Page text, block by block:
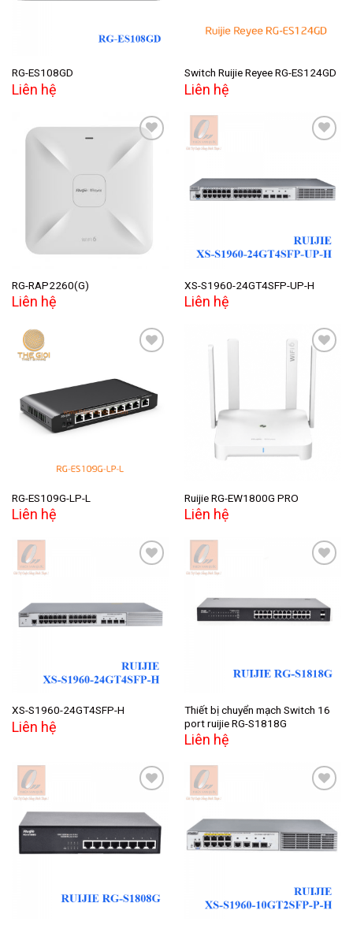
RG-ES108GD
Liên hệ
Switch Ruijie Reyee RG-ES124GD
Liên hệ
RG-RAP2260(G)
Liên hệ
Add to
wishlist
XS-S1960-24GT4SFP-UP-H
Liên hệ
Add to
wishlist
RG-ES109G-LP-L
Liên hệ
Add to
Ruijie RG-EW1800G PRO
Liên hệ
Add to
wishlist
XS-S1960-24GT4SFP-H
Liên hệ
Add to
wishlist
Thiết bị chuyển mạch Switch 16
port ruijie RG-S1818G
Liên hệ
Add to
wishlist
Add to
wishlist